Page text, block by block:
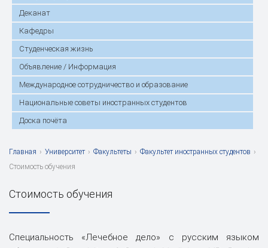
Деканат
Кафедры
Студенческая жизнь
Объявление / Информация
Международное сотрудничество и образование
Национальные советы иностранных студентов
Доска почёта
Главная › Университет › Факультеты › Факультет иностранных студентов ›
Стоимость обучения
Стоимость обучения
Специальность «Лечебное дело» с русским языком